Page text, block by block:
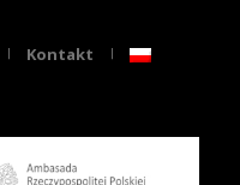
Kontakt